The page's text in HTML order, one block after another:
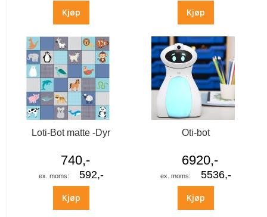
Kjøp Kjøp
Loti-Bot matte -Dyr
740,-
592,-
Kjøp
Oti-bot
6920,-
5536,-
Kjøp